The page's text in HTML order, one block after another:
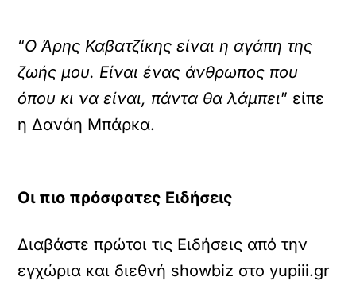
“Ο Άρης Καβατζίκης είναι η αγάπη της
ζωής μου. Είναι ένας άνθρωπος που
όπου κι να είναι, πάντα θα λάμπει” είπε
η Δανάη Μπάρκα.
Οι πιο πρόσφατες Ειδήσεις
Διαβάστε πρώτοι τις Ειδήσεις από την
εγχώρια και διεθνή showbiz στο yupiii.gr